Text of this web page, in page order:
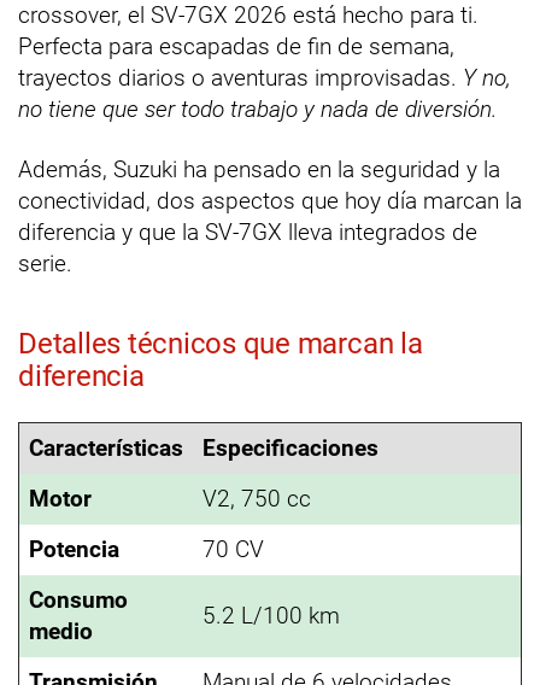
crossover, el SV-7GX 2026 está hecho para ti.
Perfecta para escapadas de fin de semana,
trayectos diarios o aventuras improvisadas. Y no,
no tiene que ser todo trabajo y nada de diversión.
Además, Suzuki ha pensado en la seguridad y la
conectividad, dos aspectos que hoy día marcan la
diferencia y que la SV-7GX lleva integrados de
serie.
Detalles técnicos que marcan la
diferencia
Características
Especificaciones
Motor
V2, 750 cc
Potencia
70 CV
Consumo
medio
5.2 L/100 km